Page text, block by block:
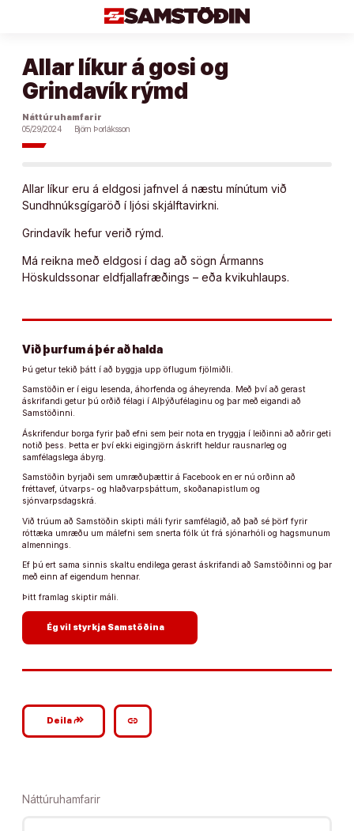
Allar líkur á gosi og
Grindavík rýmd
Náttúruhamfarir
05/29/2024
Björn Þorláksson
Allar líkur eru á eldgosi jafnvel á næstu mínútum við
Sundhnúksgígaröð í ljósi skjálftavirkni.
Grindavík hefur verið rýmd.
Má reikna með eldgosi í dag að sögn Ármanns
Höskuldssonar eldfjallafræðings – eða kvikuhlaups.
Við þurfum á þér að halda
Þú getur tekið þátt í að byggja upp öflugum fjölmiðli.
Samstöðin er í eigu lesenda, áhorfenda og áheyrenda. Með því að gerast
áskrifandi getur þú orðið félagi í Alþýðufélaginu og þar með eigandi að
Samstöðinni.
Áskrifendur borga fyrir það efni sem þeir nota en tryggja í leiðinni að aðrir geti
notið þess. Þetta er því ekki eigingjörn áskrift heldur rausnarleg og
samfélagslega ábyrg.
Samstöðin byrjaði sem umræðuþættir á Facebook en er nú orðinn að
fréttavef, útvarps- og hlaðvarpsþáttum, skoðanapistlum og
sjónvarpsdagskrá.
Við trúum að Samstöðin skipti máli fyrir samfélagið, að það sé þörf fyrir
róttæka umræðu um málefni sem snerta fólk út frá sjónarhóli og hagsmunum
almennings.
Ef þú ert sama sinnis skaltu endilega gerast áskrifandi að Samstöðinni og þar
með einn af eigendum hennar.
Þitt framlag skiptir máli.
Ég vil styrkja Samstöðina
Deilagoogle_plus_reshare link
Náttúruhamfarir